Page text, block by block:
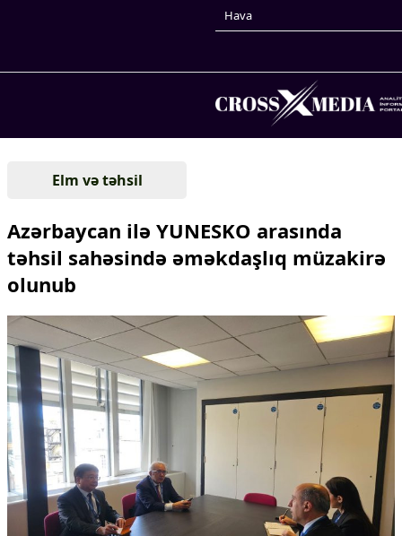
Hava
Xarici xəbərlər
Cənubi Qafqaz
Avropa
Amerika
Asiya
Afrika
Çarpaz baxış
Təhlil
Siyasi
Geosiyasi
İqtisadi
Sosioloji
Elm və təhsil
Azərbaycan ilə YUNESKO arasında
təhsil sahəsində əməkdaşlıq müzakirə
olunub